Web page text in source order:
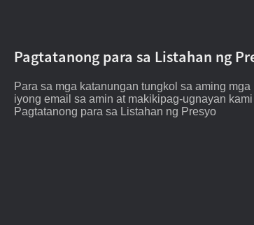
Pagtatanong para sa Listahan ng
Para sa mga katanungan tungkol sa aming
iyong email sa amin at makikipag-ugnayan
Pagtatanong para sa Listahan ng Presyo